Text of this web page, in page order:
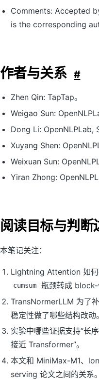
Comments: Accepted
is the corresponding
作者与关系 #
Zhen Qin: TapTap。
Weigao Sun:
Dong Li: OpenNLPLab,
Xuyang Shen:
Weixuan Sun:
Yiran Zhong:
阅读目标与判断
本笔记关注：
Lightning Attention 如
cumsum
瓶颈转成 block-
TransNormerLLM 为了
稳定性做了哪些结构改动。
实验中哪些证据支持“长
接近 Transformer”。
本文和 MiniMax-M1、
serving 论文之间的关系。